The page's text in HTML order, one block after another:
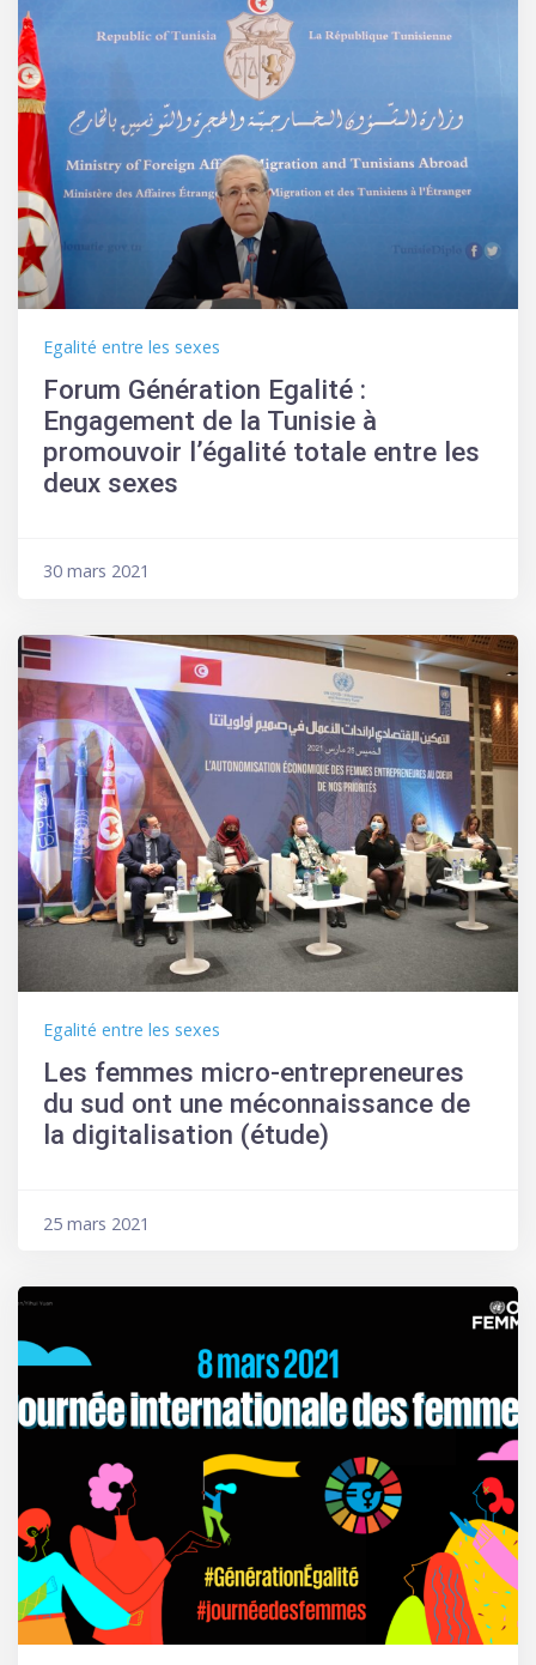
Contre
les
Changements
Climatiques
Forum Génération Egalité :
Engagement de la Tunisie à
promouvoir l’égalité totale entre les
deux sexes
Egalité entre les sexes
30 mars 2021
Les femmes micro-entrepreneures
du sud ont une méconnaissance de
la digitalisation (étude)
Egalité entre les sexes
25 mars 2021